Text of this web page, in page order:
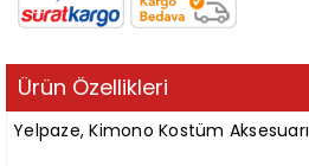
Ürün Özellikleri
Yelpaze, Kimono Kostüm Aksesuarı